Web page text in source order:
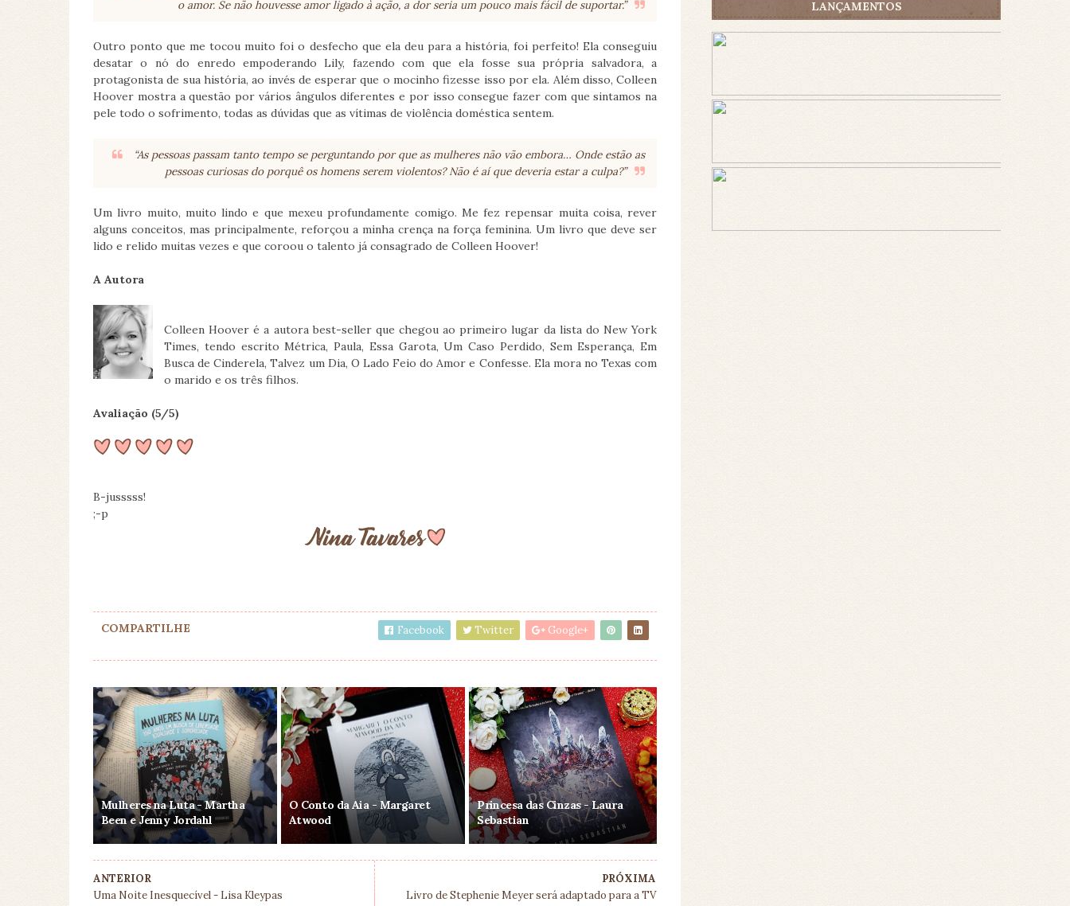
o amor. Se não houvesse amor ligado à ação, a dor seria um pouco mais fácil de suportar.”
Outro ponto que me tocou muito foi o desfecho que ela deu para a história, foi perfeito! Ela conseguiu
desatar o nó do enredo empoderando Lily, fazendo com que ela fosse sua própria salvadora, a
protagonista de sua história, ao invés de esperar que o mocinho fizesse isso por ela. Além disso, Colleen
Hoover mostra a questão por vários ângulos diferentes e por isso consegue fazer com que sintamos na
pele todo o sofrimento, todas as dúvidas que as vítimas de violência doméstica sentem.
“As pessoas passam tanto tempo se perguntando por que as mulheres não vão embora… Onde estão as
pessoas curiosas do porquê os homens serem violentos? Não é aí que deveria estar a culpa?”
Um livro muito, muito lindo e que mexeu profundamente comigo. Me fez repensar muita coisa, rever
alguns conceitos, mas principalmente, reforçou a minha crença na força feminina. Um livro que deve ser
lido e relido muitas vezes e que coroou o talento já consagrado de Colleen Hoover!
A Autora
Colleen Hoover é a autora best-seller que chegou ao primeiro lugar da lista do New York
Times, tendo escrito Métrica, Paula, Essa Garota, Um Caso Perdido, Sem Esperança, Em
Busca de Cinderela, Talvez um Dia, O Lado Feio do Amor e Confesse. Ela mora no Texas com
o marido e os três filhos.
Avaliação (5/5)
B-jusssss!
;-p
COMPARTILHE Facebook Twitter Google+
Mulheres na Luta - Martha
Been e Jenny Jordahl
O Conto da Aia - Margaret
Atwood
Princesa das Cinzas - Laura
Sebastian
PRÓXIMA
Livro de Stephenie Meyer será adaptado para a TV
ANTERIOR
Uma Noite Inesquecível - Lisa Kleypas
LANÇAMENTOS